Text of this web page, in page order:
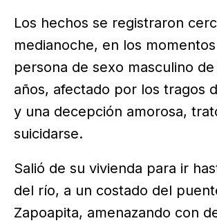
Los hechos se registraron
medianoche, en los
persona de sexo masculino
años, afectado por los tragos
y una decepción amorosa,
suicidarse.
Salió de su vivienda para ir
del río, a un costado del
Zapoapita, amenazando con